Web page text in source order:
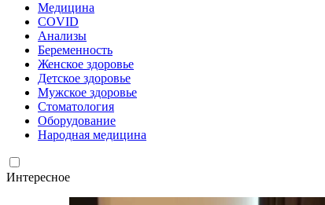
Медицина
COVID
Анализы
Беременность
Женское здоровье
Детское здоровье
Мужское здоровье
Стоматология
Оборудование
Народная медицина
Интересное